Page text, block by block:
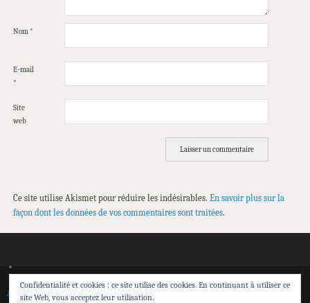
Nom *
E-mail
*
Site
web
Ce site utilise Akismet pour réduire les indésirables. En savoir plus sur la
façon dont les données de vos commentaires sont traitées.
Accueil Spectacles Théâtre de Sensibilisation
Confidentialité et cookies : ce site utilise des cookies. En continuant à utiliser ce
site Web, vous acceptez leur utilisation.